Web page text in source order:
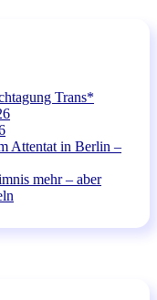
Trans*
Attentat in Berlin –
mehr – aber